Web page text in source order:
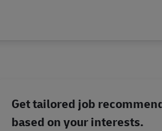
Get tailored job
based on your interests.